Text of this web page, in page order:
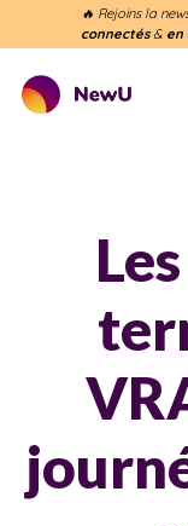
🔥 Rejoins la
connectés& en